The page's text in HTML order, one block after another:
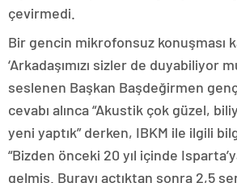
çevirmedi.
Bir gencin mikrofonsuz konuşması
‘Arkadaşımızı sizler de duyabiliyor
seslenen Başkan Başdeğirmen
cevabı alınca “Akustik çok güzel,
yeni yaptık” derken, IBKM ile ilgili
“Bizden önceki 20 yıl içinde
gelmiş. Burayı açtıktan sonra 2,5